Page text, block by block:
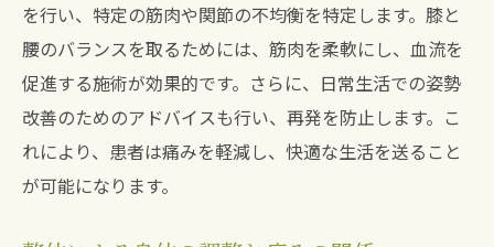
を行い、特定の筋肉や関節の不均衡を特定します。膝と
腰のバランスを取るためには、筋肉を柔軟にし、血流を
促進する施術が効果的です。さらに、日常生活での姿勢
改善のためのアドバイスも行い、再発を防止します。こ
れにより、患者は痛みを軽減し、快適な生活を送ること
が可能になります。